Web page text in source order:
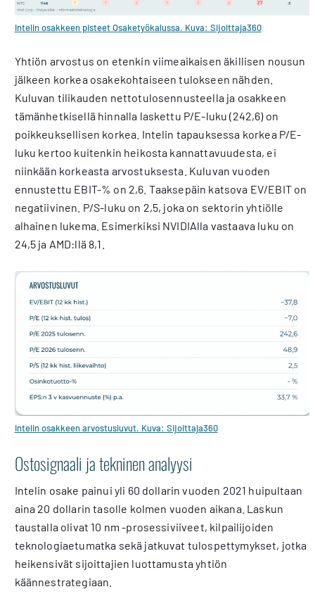
Intelin osakkeen pisteet Osaketyökalussa. Kuva: Sijoittaja360
Yhtiön arvostus on etenkin viimeaikaisen äkillisen nousun
jälkeen korkea osakekohtaiseen tulokseen nähden.
Kuluvan tilikauden nettotulosennusteella ja osakkeen
tämänhetkisellä hinnalla laskettu P/E-luku (242,6) on
poikkeuksellisen korkea. Intelin tapauksessa korkea P/E-
luku kertoo kuitenkin heikosta kannattavuudesta, ei
niinkään korkeasta arvostuksesta. Kuluvan vuoden
ennustettu EBIT-% on 2,6. Taaksepäin katsova EV/EBIT on
negatiivinen. P/S-luku on 2,5, joka on sektorin yhtiölle
alhainen lukema. Esimerkiksi NVIDIAlla vastaava luku on
24,5 ja AMD:llä 8,1.
Intelin osakkeen arvostusluvut. Kuva: Sijoittaja360
Ostosignaali ja tekninen analyysi
Intelin osake painui yli 60 dollarin vuoden 2021 huipultaan
aina 20 dollarin tasolle kolmen vuoden aikana. Laskun
taustalla olivat 10 nm -prosessiviiveet, kilpailijoiden
teknologiaetumatka sekä jatkuvat tulospettymykset, jotka
heikensivät sijoittajien luottamusta yhtiön
käännestrategiaan.